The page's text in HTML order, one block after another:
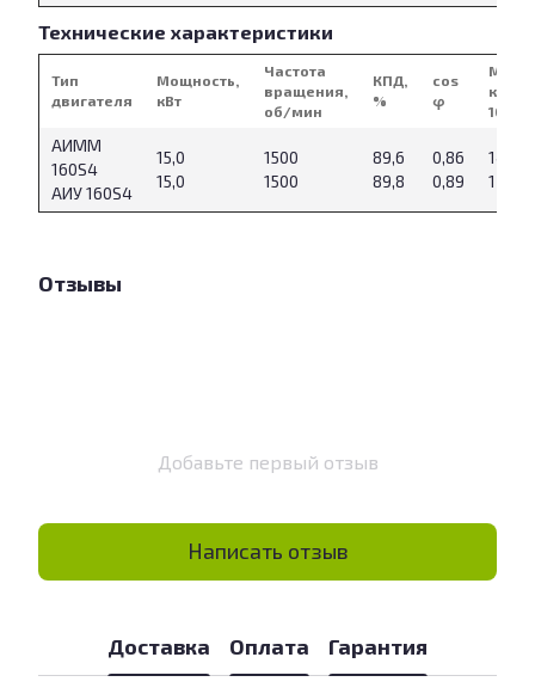
Технические характеристики
Тип
двигателя
Мощность,
кВт
Частота
вращения,
об/мин
КПД,
%
cos
φ
кг (IM
1081)
АИММ
160S4
АИУ 160S4
15,0
15,0
1500
1500
89,6
89,8
0,86
0,89
140
174
Отзывы
Добавьте первый отзыв
Написать отзыв
Доставка Оплата Гарантия